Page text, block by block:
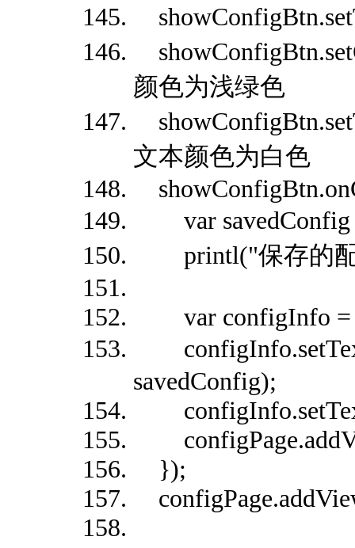
颜色为浅绿色
文本颜色为白色
var savedConfig
printl("保存的配
var configInfo =
savedConfig);
});